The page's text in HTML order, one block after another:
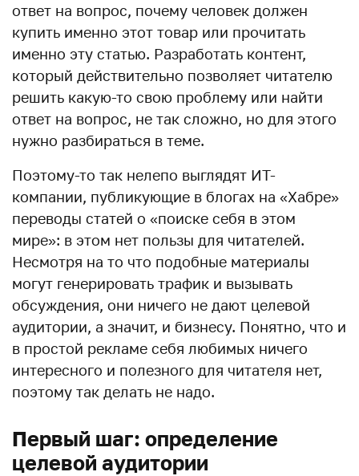
ответ на вопрос, почему человек должен
купить именно этот товар или прочитать
именно эту статью. Разработать контент,
который действительно позволяет читателю
решить какую-то свою проблему или найти
ответ на вопрос, не так сложно, но для этого
нужно разбираться в теме.
Поэтому-то так нелепо выглядят ИТ-
компании, публикующие в блогах на «Хабре»
переводы статей о «поиске себя в этом
мире»: в этом нет пользы для читателей.
Несмотря на то что подобные материалы
могут генерировать трафик и вызывать
обсуждения, они ничего не дают целевой
аудитории, а значит, и бизнесу. Понятно, что и
в простой рекламе себя любимых ничего
интересного и полезного для читателя нет,
поэтому так делать не надо.
Первый шаг: определение
целевой аудитории